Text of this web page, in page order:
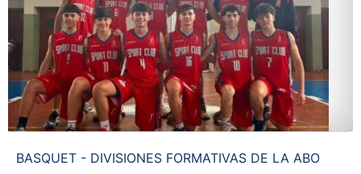
BASQUET - DIVISIONES FORMATIVAS DE LA ABO